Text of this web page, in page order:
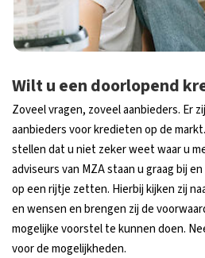
Wilt u een doorlopend
Zoveel vragen, zoveel aanbieders. Er
aanbieders voor kredieten op de
stellen dat u niet zeker weet waar u
adviseurs van MZA staan u graag bij
op een rijtje zetten. Hierbij kijken zij
en wensen en brengen zij de
mogelijke voorstel te kunnen doen.
voor de mogelijkheden.